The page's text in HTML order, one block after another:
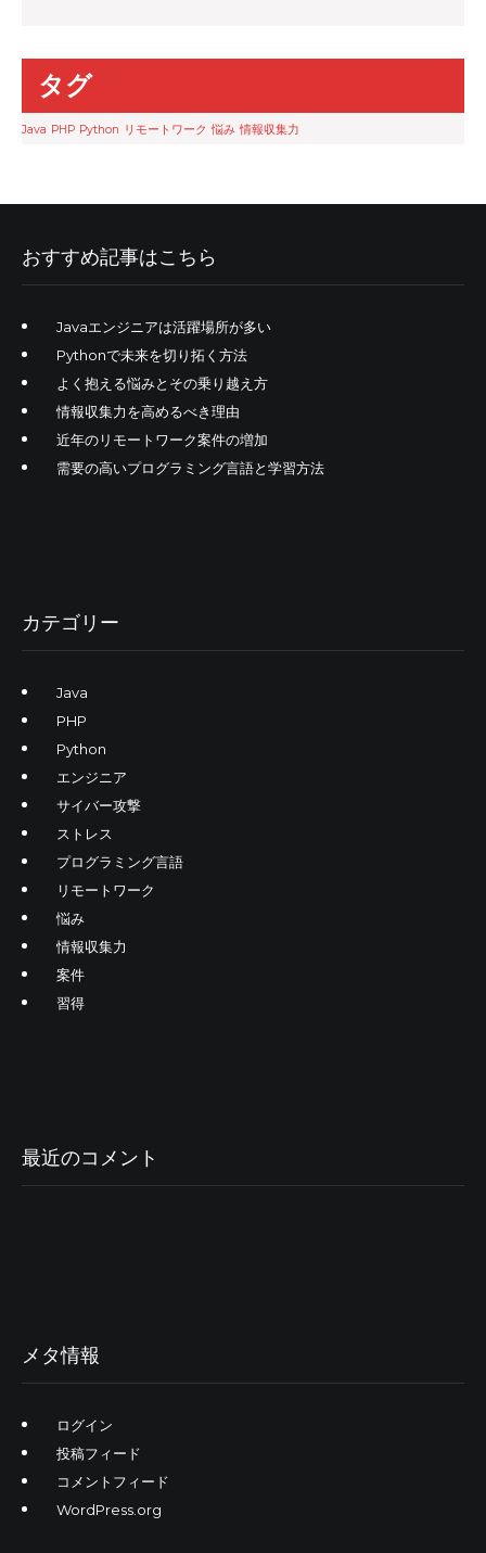
タグ
Java PHP Python リモートワーク 悩み 情報収集力
おすすめ記事はこちら
Javaエンジニアは活躍場所が多い
Pythonで未来を切り拓く方法
よく抱える悩みとその乗り越え方
情報収集力を高めるべき理由
近年のリモートワーク案件の増加
需要の高いプログラミング言語と学習方法
カテゴリー
Java
PHP
Python
エンジニア
サイバー攻撃
ストレス
プログラミング言語
リモートワーク
悩み
情報収集力
案件
習得
最近のコメント
メタ情報
ログイン
投稿フィード
コメントフィード
WordPress.org